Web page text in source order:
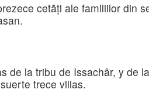
cetăţi ale familiilor din
de la tribu de Issachâr, y de
trece villas.